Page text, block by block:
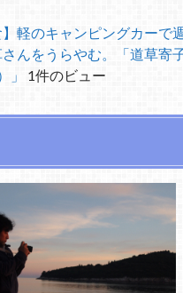
】軽のキャンピングカーで
んをうらやむ。「道草寄
」
1件のビュー